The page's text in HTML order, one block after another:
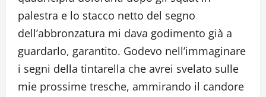
palestra e lo stacco netto del segno
dell’abbronzatura mi dava godimento già a
guardarlo, garantito. Godevo nell’immaginare
i segni della tintarella che avrei svelato sulle
mie prossime tresche, ammirando il candore